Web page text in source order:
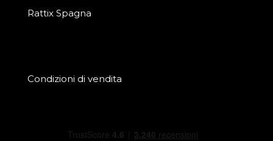
Rattix Spagna
Condizioni di vendita